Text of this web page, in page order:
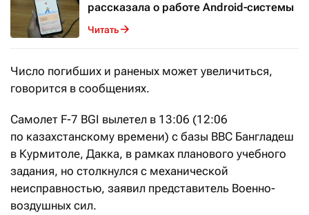
рассказала о работе Android-системы
Читать
Число погибших и раненых может увеличиться,
говорится в сообщениях.
Самолет F-7 BGI вылетел в 13:06 (12:06
по казахстанскому времени) с базы ВВС Бангладеш
в Курмитоле, Дакка, в рамках планового учебного
задания, но столкнулся с механической
неисправностью, заявил представитель Военно-
воздушных сил.